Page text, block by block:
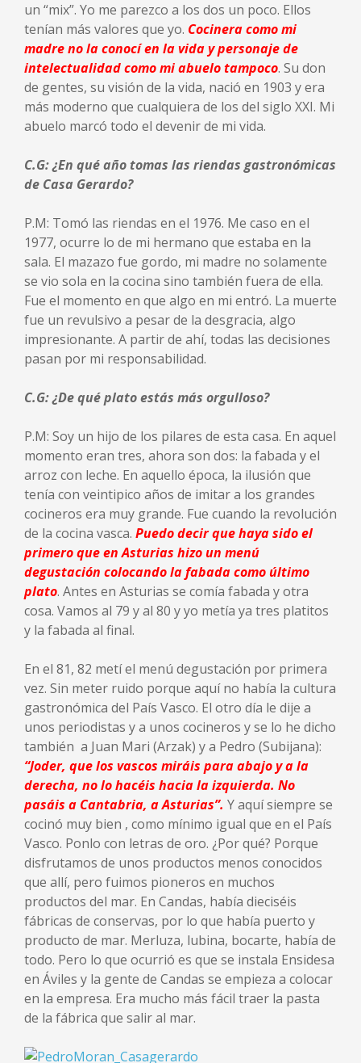
un “mix”. Yo me parezco a los dos un poco. Ellos
tenían más valores que yo. Cocinera como mi
madre no la conocí en la vida y personaje de
intelectualidad como mi abuelo tampoco. Su don
de gentes, su visión de la vida, nació en 1903 y era
más moderno que cualquiera de los del siglo XXI. Mi
abuelo marcó todo el devenir de mi vida.
C.G: ¿En qué año tomas las riendas gastronómicas
de Casa Gerardo?
P.M: Tomó las riendas en el 1976. Me caso en el
1977, ocurre lo de mi hermano que estaba en la
sala. El mazazo fue gordo, mi madre no solamente
se vio sola en la cocina sino también fuera de ella.
Fue el momento en que algo en mi entró. La muerte
fue un revulsivo a pesar de la desgracia, algo
impresionante. A partir de ahí, todas las decisiones
pasan por mi responsabilidad.
C.G: ¿De qué plato estás más orgulloso?
P.M: Soy un hijo de los pilares de esta casa. En aquel
momento eran tres, ahora son dos: la fabada y el
arroz con leche. En aquello época, la ilusión que
tenía con veintipico años de imitar a los grandes
cocineros era muy grande. Fue cuando la revolución
de la cocina vasca. Puedo decir que haya sido el
primero que en Asturias hizo un menú
degustación colocando la fabada como último
plato. Antes en Asturias se comía fabada y otra
cosa. Vamos al 79 y al 80 y yo metía ya tres platitos
y la fabada al final.
En el 81, 82 metí el menú degustación por primera
vez. Sin meter ruido porque aquí no había la cultura
gastronómica del País Vasco. El otro día le dije a
unos periodistas y a unos cocineros y se lo he dicho
también a Juan Mari (Arzak) y a Pedro (Subijana):
“Joder, que los vascos miráis para abajo y a la
derecha, no lo hacéis hacia la izquierda. No
pasáis a Cantabria, a Asturias”. Y aquí siempre se
cocinó muy bien , como mínimo igual que en el País
Vasco. Ponlo con letras de oro. ¿Por qué? Porque
disfrutamos de unos productos menos conocidos
que allí, pero fuimos pioneros en muchos
productos del mar. En Candas, había dieciséis
fábricas de conservas, por lo que había puerto y
producto de mar. Merluza, lubina, bocarte, había de
todo. Pero lo que ocurrió es que se instala Ensidesa
en Áviles y la gente de Candas se empieza a colocar
en la empresa. Era mucho más fácil traer la pasta
de la fábrica que salir al mar.